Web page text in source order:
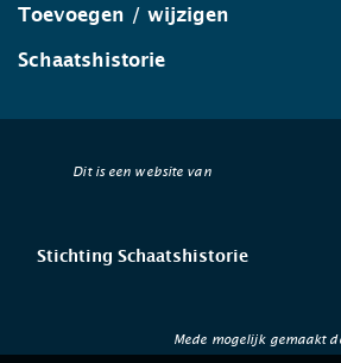
Toevoegen / wijzigen
Schaatshistorie
Dit is een website van
Stichting Schaatshistorie
Mede mogelijk gemaakt